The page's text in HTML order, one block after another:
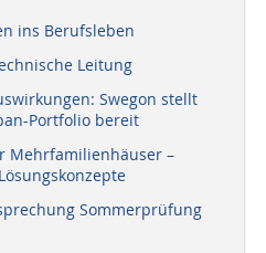
ins Berufsleben
Leitung
Swegon stellt
Portfolio bereit
Mehrfamilienhäuser –
Sommerprüfung